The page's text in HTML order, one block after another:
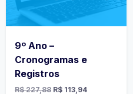
9º Ano –
Cronogramas e
Registros
R$227,88 R$ 113,94